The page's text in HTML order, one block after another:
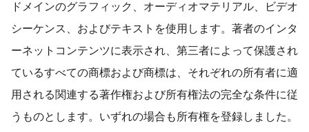
ドメインのグラフィック、オーディオマテリアル、ビデオ
シーケンス、およびテキストを使用します。著者のインタ
ーネットコンテンツに表示され、第三者によって保護され
ているすべての商標および商標は、それぞれの所有者に適
用される関連する著作権および所有権法の完全な条件に従
うものとします。いずれの場合も所有権を登録しました。